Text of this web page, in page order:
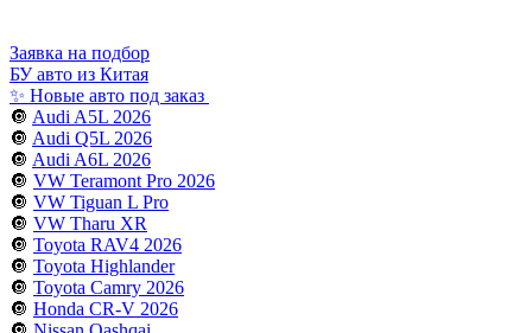
Заявка на подбор
БУ авто из Китая
✨ Новые авто под заказ
🔘 Audi A5L 2026
🔘 Audi Q5L 2026
🔘 Audi A6L 2026
🔘 VW Teramont Pro 2026
🔘 VW Tiguan L Pro
🔘 VW Tharu XR
🔘 Toyota RAV4 2026
🔘 Toyota Highlander
🔘 Toyota Camry 2026
🔘 Honda CR-V 2026